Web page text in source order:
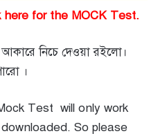
here for the MOCK Test.
আকারে নিচে দেওয়া রইলো।
।
Test will only work
So please